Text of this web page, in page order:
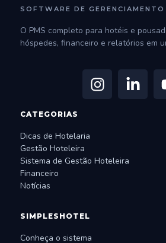
SOFTWARE DE
O PMS completo para hotéis e
hóspedes, financeiro e relatórios em
CATEGORIAS
Dicas de Hotelaria
Gestão Hoteleira
Sistema de Gestão Hoteleira
Financeiro
Notícias
SIMPLESHOTEL
Conheça o sistema